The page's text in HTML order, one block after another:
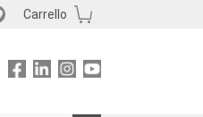
Carrello